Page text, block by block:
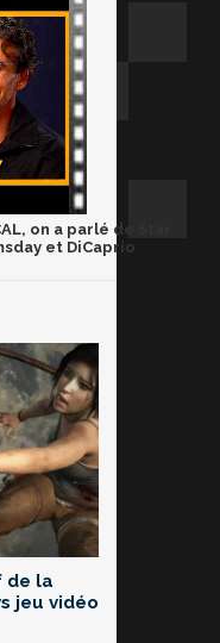
on a parlé de Star
et DiCaprio
de la
jeu vidéo